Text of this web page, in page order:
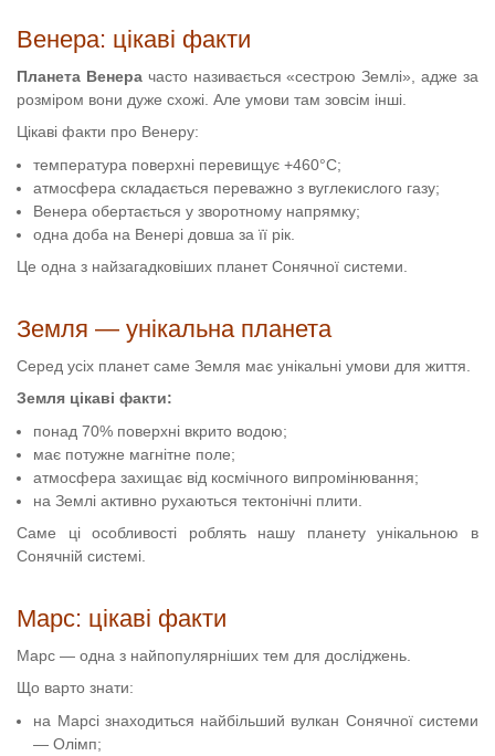
Венера: цікаві факти
Планета Венерачасто називається «сестрою Землі», адже за
розміром вони дуже схожі. Але умови там зовсім інші.
Цікаві факти про Венеру:
температура поверхні перевищує +460°C;
атмосфера складається переважно з вуглекислого газу;
Венера обертається у зворотному напрямку;
одна доба на Венері довша за її рік.
Це одна з найзагадковіших планет Сонячної системи.
Земля — унікальна планета
Серед усіх планет саме Земля має унікальні умови для життя.
Земля цікаві факти:
понад 70% поверхні вкрито водою;
має потужне магнітне поле;
атмосфера захищає від космічного випромінювання;
на Землі активно рухаються тектонічні плити.
Саме ці особливості роблять нашу планету унікальною в
Сонячній системі.
Марс: цікаві факти
Марс — одна з найпопулярніших тем для досліджень.
Що варто знати:
на Марсі знаходиться найбільший вулкан Сонячної системи
— Олімп;